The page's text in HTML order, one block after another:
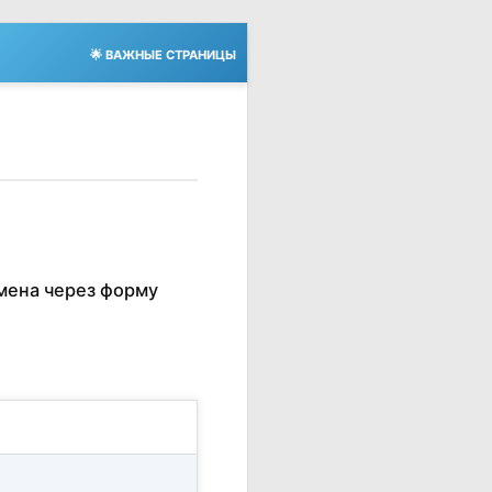
🌟 ВАЖНЫЕ СТРАНИЦЫ
через форму